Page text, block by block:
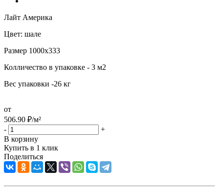
Лайт Америка
Цвет: шале
Размер 1000х333
Колличество в упаковке - 3 м2
Вес упаковки -26 кг
от
506.90 ₽/м²
-
+
В корзину
Купить в 1 клик
Поделиться